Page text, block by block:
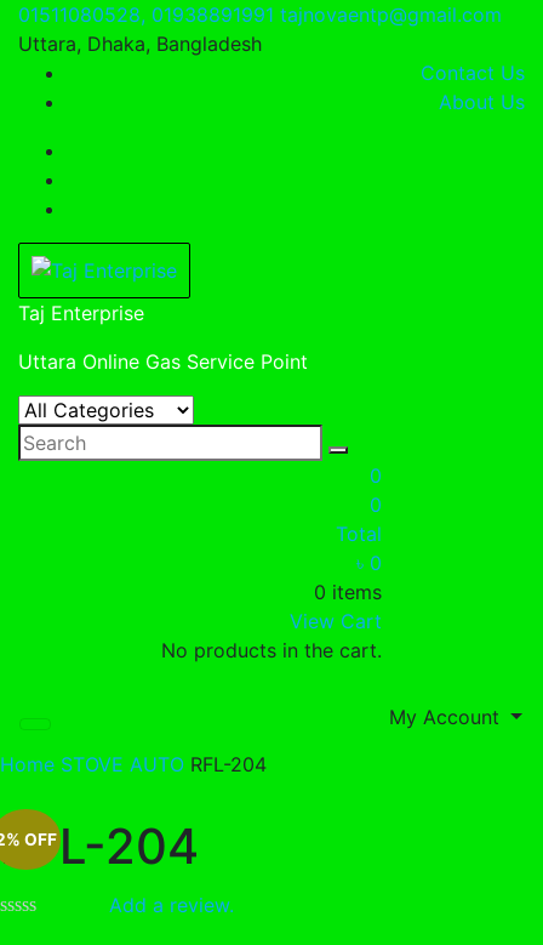
Skip
content
01511080528, 01938891991 tajnovaentp@gmail.com
Uttara, Dhaka, Bangladesh
Contact Us
About Us
Taj Enterprise
Uttara Online Gas Service Point
0
0
Total
৳ 0
0 items
View Cart
No products in the cart.
My Account
Home STOVE AUTO RFL-204
OFF
RFL-204
Add a review.